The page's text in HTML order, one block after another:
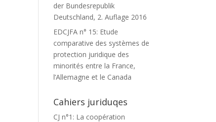
der Bundesrepublik
Deutschland, 2. Auflage 2016
EDCJFA n° 15: Etude
comparative des systèmes de
protection juridique des
minorités entre la France,
l’Allemagne et le Canada
Cahiers juriduqes
CJ n°1: La coopération